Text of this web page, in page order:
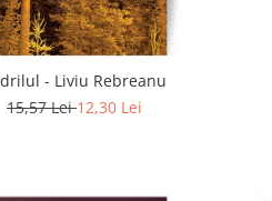
- Liviu Rebreanu
15,57 Lei12,30 Lei